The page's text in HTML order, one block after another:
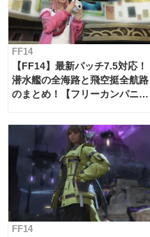
FF14
【FF14】最新パッチ7.5対応！
潜水艦の全海路と飛空挺全航路
のまとめ！【フリーカンパニ
FF14